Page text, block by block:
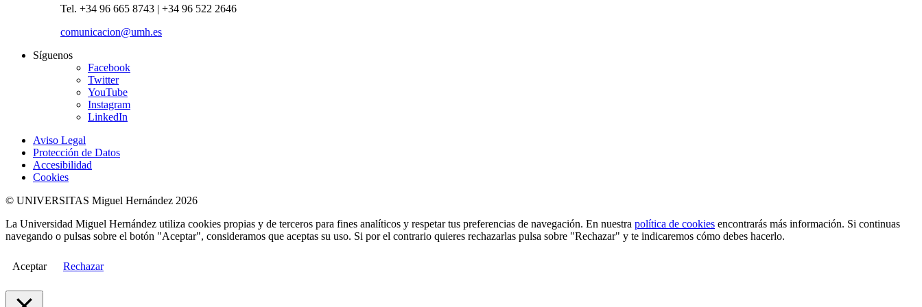
Tel. +34 96 665 8743 | +34 96 522 2646
comunicacion@umh.es
Síguenos
Facebook
Twitter
YouTube
Instagram
LinkedIn
Aviso Legal
Protección de Datos
Accesibilidad
Cookies
© UNIVERSITAS Miguel Hernández 2026
La Universidad Miguel Hernández utiliza cookies propias y de terceros para fines analíticos y respetar tus preferencias de navegación. En nuestra política de cookies encontrarás más información. Si continuas
navegando o pulsas sobre el botón "Aceptar", consideramos que aceptas su uso. Si por el contrario quieres rechazarlas pulsa sobre "Rechazar" y te indicaremos cómo debes hacerlo.
Aceptar Rechazar